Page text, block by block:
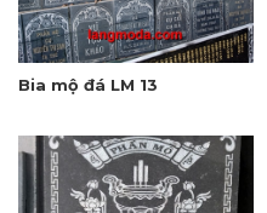
Bia mộ đá LM 13